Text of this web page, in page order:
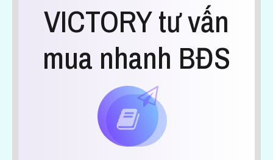
VICTORY tư vấn
mua nhanh BĐS